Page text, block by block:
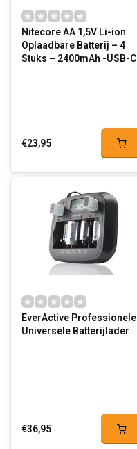
Nitecore AA 1,5V Li-ion
Oplaadbare Batterij – 4
Stuks – 2400mAh -USB-C
€23,95
EverActive Professionele
Universele Batterijlader
€36,95